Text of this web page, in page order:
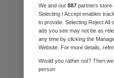
Skipr
We and our 887 partners store
Selecting I Accept enables
to provide. Selecting Reject All
ads you see may not be as
any time by clicking the
Website. For more details,
Would you rather not? Then
person